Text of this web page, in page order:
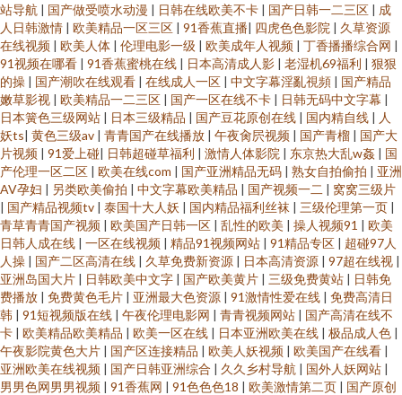
三级免费网站 久久精品天堂视频 国产熟女精品在线 91在线观看免费 91视频
97 一本道二三四区 91n在线观看 新国产久久 日本一级免费播放 九一色产 av
黑料在线 91打屁股 性精品区 欧美精品h 豆花吃瓜每日视频在线 91网址大全
在线看黄专用网站 人人91爱爱 国产有码网在线 91制片厂精品在线视频 91大
神调教偷偷 四虎院网站 久久婷导航 久久精品国产露脸 91艹在线 影音先锋鲁
丝 人妻少妇精品视频 黑丝视频 福利av在线 草莓视屏s 91美女视频在线观看
一本道夜夜干 人妻熟女视频一区二区 黄色片导航 东方AV成人视 91社区福利
www这a视频 A片探花
站导航 | 国产做受喷水动漫 | 日韩在线欧美不卡 | 国产日韩一二三区 | 成
人日韩激情 | 欧美精品一区三区 | 91香蕉直播| 四虎色色影院 | 久草资源
在线视频 | 欧美人体 | 伦理电影一级 | 欧美成年人视频 | 丁香播播综合网 |
91视频在哪看 | 91香蕉蜜桃在线 | 日本高清成人影 | 老湿机69福利 | 狠狠
的操 | 国产潮吹在线观看 | 在线成人一区 | 中文字幕淫亂視頻 | 国产精品
嫩草影视 | 欧美精品一二三区 | 国产一区在线不卡 | 日韩无码中文字幕 |
日本簧色三级网站 | 日本三级精品 | 国产豆花原创在线 | 国内精自线 | 人
妖ts| 黄色三级av | 青青国产在线播放 | 午夜肏屄视频 | 国产青榴 | 国产大
片视频 | 91爱上碰| 日韩超碰草福利 | 激情人体影院 | 东京热大乱w姦 | 国
产伦理一区二区 | 欧美在线com | 国产亚洲精品无码 | 熟女自拍偷拍 | 亚洲
AV孕妇 | 另类欧美偷拍 | 中文字幕欧美精品 | 国产视频一二 | 窝窝三级片
| 国产精品视频tv | 泰国十大人妖 | 国内精品福利丝袜 | 三级伦理第一页 |
青草青青国产视频 | 欧美国产日韩一区 | 乱性的欧美 | 操人视频91 | 欧美
日韩人成在线 | 一区在线视频 | 精品91视频网站 | 91精品专区 | 超碰97人
人操 | 国产二区高清在线 | 久草免费新资源 | 日本高清资源 | 97超在线视 |
亚洲岛国大片 | 日韩欧美中文字 | 国产欧美黄片 | 三级免费黄站 | 日韩免
费播放 | 免费黄色毛片 | 亚洲最大色资源 | 91激情性爱在线 | 免费高清日
韩 | 91短视频版在线 | 午夜伦理电影网 | 青青视频网站 | 国产高清在线不
卡 | 欧美精品欧美精品 | 欧美一区在线 | 日本亚洲欧美在线 | 极品成人色 |
午夜影院黄色大片 | 国产区连接精品 | 欧美人妖视频 | 欧美国产在线看 |
亚洲欧美在线视频 | 国产日韩亚洲综合 | 久久乡村导航 | 国外人妖网站 |
男男色网男男视频 | 91香蕉网 | 91色色色18 | 欧美激情第二页 | 国产原创